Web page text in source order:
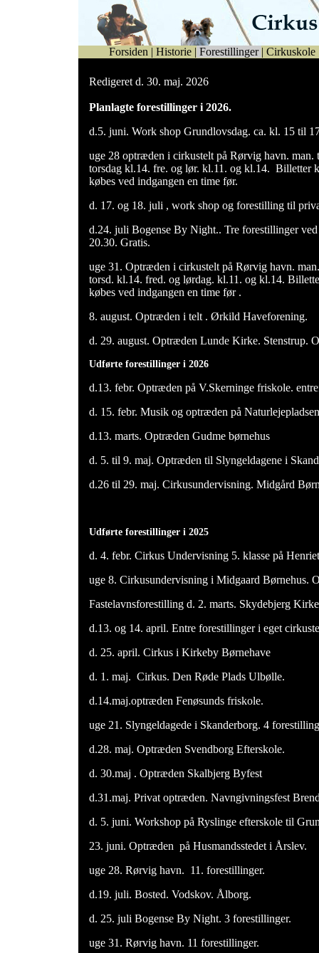
Forsiden | Historie | Forestillinger | Cirkuskole
Redigeret d. 30. maj. 2026
Planlagte forestillinger i 2026.
d.5. juni. Work shop Grundlovsdag. ca. kl. 15 til
uge 28 optræden i cirkustelt på Rørvig havn. man.
torsdag kl.14. fre. og lør. kl.11. og kl.14. Billetter
købes ved indgangen en time før.
d. 17. og 18. juli , work shop og forestilling til
d.24. juli Bogense By Night.. Tre forestillinger
20.30. Gratis.
uge 31. Optræden i cirkustelt på Rørvig havn.
torsd. kl.14. fred. og lørdag. kl.11. og kl.14.
købes ved indgangen en time før .
8. august. Optræden i telt . Ørkild Haveforening.
d. 29. august. Optræden Lunde Kirke. Stenstrup.
Udførte forestillinger i 2026
d.13. febr. Optræden på V.Skerninge friskole.
d. 15. febr. Musik og optræden på
d.13. marts. Optræden Gudme børnehus
d. 5. til 9. maj. Optræden til Slyngeldagene i
d.26 til 29. maj. Cirkusundervisning. Midgård
Udførte forestillinger i 2025
d. 4. febr. Cirkus Undervisning 5. klasse på
uge 8. Cirkusundervisning i Midgaard Børnehus.
Fastelavnsforestilling d. 2. marts. Skydebjerg
d.13. og 14. april. Entre forestillinger i eget
d. 25. april. Cirkus i Kirkeby Børnehave
d. 1. maj. Cirkus. Den Røde Plads Ulbølle.
d.14.maj.optræden Fenøsunds friskole.
uge 21. Slyngeldagede i Skanderborg. 4
d.28. maj. Optræden Svendborg Efterskole.
d. 30.maj . Optræden Skalbjerg Byfest
d.31.maj. Privat optræden. Navngivningsfest
d. 5. juni. Workshop på Ryslinge efterskole til
23. juni. Optræden på Husmandsstedet i Årslev.
uge 28. Rørvig havn. 11. forestillinger.
d.19. juli. Bosted. Vodskov. Ålborg.
d. 25. juli Bogense By Night. 3 forestillinger.
uge 31. Rørvig havn. 11 forestillinger.